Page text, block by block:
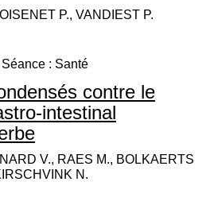
P., VANDIEST P.
: Santé
contre le
intestinal
V., RAES M., BOLKAERTS
N.